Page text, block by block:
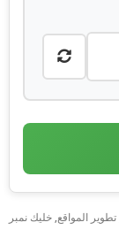
تطوير المواقع, خليك نمبر